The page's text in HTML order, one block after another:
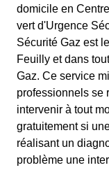
domicile en
vert d'Urgence
Sécurité Gaz est
Feuilly et dans
Gaz. Ce service
professionnels se
intervenir à tout
gratuitement si
réalisant un
problème une